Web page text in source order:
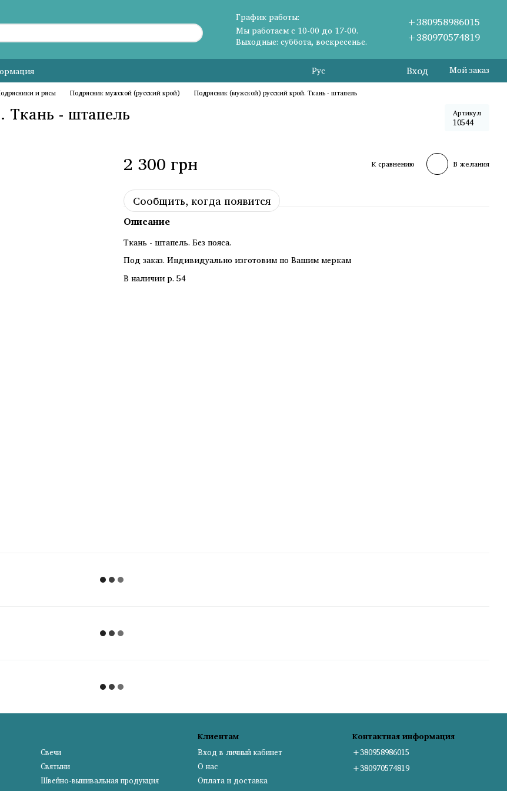
График работы:
Мы работаем с 10-00 до 17-00.
Выходные: суббота, воскресенье.
+380958986015
+380970574819
Рус Вход Мой заказ
и рясы Подрясник мужской (русский крой) Подрясник (мужской) русский крой. Ткань - штапель
Ткань - штапель Артикул
10544
2 300 грн К сравнению В желания
Сообщить, когда появится
Описание
Ткань - штапель. Без пояса.
Под заказ. Индивидуально изготовим по Вашим меркам
В наличии р. 54
Свечи
Святыни
Швейно-вышивальная продукция
Клиентам
Вход в личный кабинет
О нас
Оплата и доставка
Контактная информация
+380958986015
+380970574819